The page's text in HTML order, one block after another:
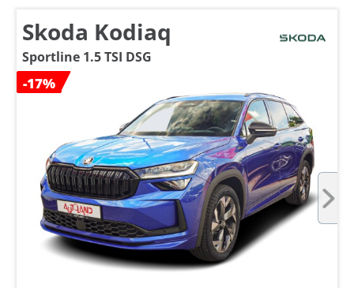
Skoda Kodiaq
Sportline 1.5 TSI DSG
-17%